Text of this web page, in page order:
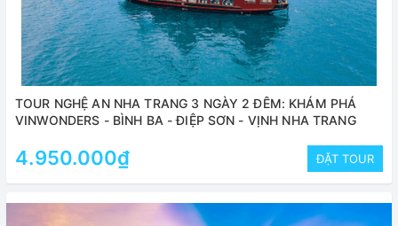
TOUR NGHỆ AN NHA TRANG 3 NGÀY 2 ĐÊM: KHÁM PHÁ
VINWONDERS - BÌNH BA - ĐIỆP SƠN - VỊNH NHA TRANG
4.950.000₫ ĐẶT TOUR